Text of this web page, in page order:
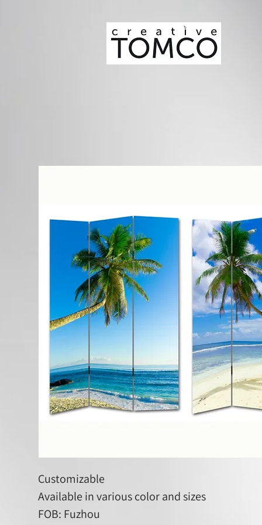
Customizable
Available in various color and sizes
FOB: Fuzhou